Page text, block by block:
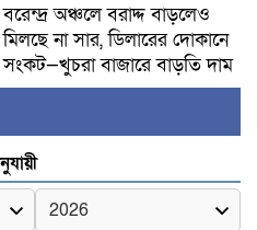
বরেন্দ্র অঞ্চলে বরাদ্দ বাড়লেও
মিলছে না সার, ডিলারের দোকানে
সংকট—খুচরা বাজারে বাড়তি দাম
ল্যান্ডমাইন, ৫ টুলবক্স; এলাকায়
চাঞ্চল্য